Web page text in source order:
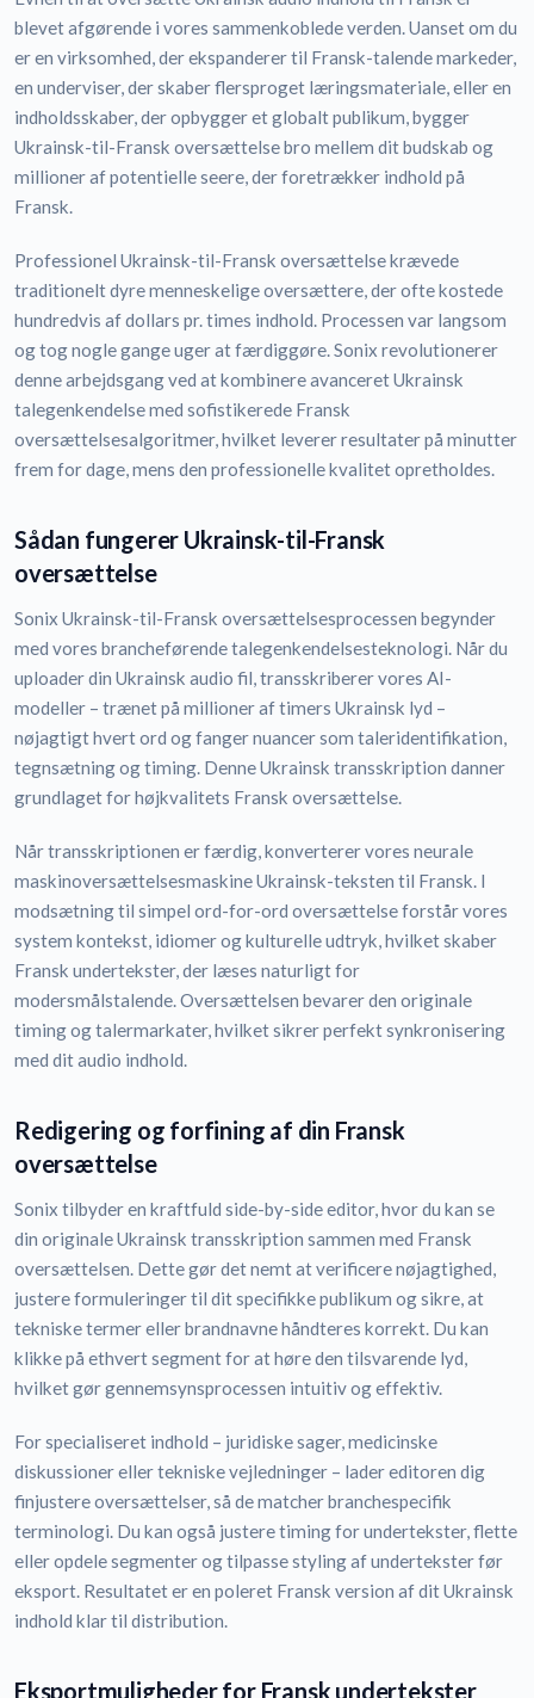
blevet afgørende i vores sammenkoblede verden. Uanset om du
er en virksomhed, der ekspanderer til Fransk-talende markeder,
en underviser, der skaber flersproget læringsmateriale, eller en
indholdsskaber, der opbygger et globalt publikum, bygger
Ukrainsk-til-Fransk oversættelse bro mellem dit budskab og
millioner af potentielle seere, der foretrækker indhold på
Fransk.
Professionel Ukrainsk-til-Fransk oversættelse krævede
traditionelt dyre menneskelige oversættere, der ofte kostede
hundredvis af dollars pr. times indhold. Processen var langsom
og tog nogle gange uger at færdiggøre. Sonix revolutionerer
denne arbejdsgang ved at kombinere avanceret Ukrainsk
talegenkendelse med sofistikerede Fransk
oversættelsesalgoritmer, hvilket leverer resultater på minutter
frem for dage, mens den professionelle kvalitet opretholdes.
Sådan fungerer Ukrainsk-til-Fransk
oversættelse
Sonix Ukrainsk-til-Fransk oversættelsesprocessen begynder
med vores brancheførende talegenkendelsesteknologi. Når du
uploader din Ukrainsk audio fil, transskriberer vores AI-
modeller – trænet på millioner af timers Ukrainsk lyd –
nøjagtigt hvert ord og fanger nuancer som taleridentifikation,
tegnsætning og timing. Denne Ukrainsk transskription danner
grundlaget for højkvalitets Fransk oversættelse.
Når transskriptionen er færdig, konverterer vores neurale
maskinoversættelsesmaskine Ukrainsk-teksten til Fransk. I
modsætning til simpel ord-for-ord oversættelse forstår vores
system kontekst, idiomer og kulturelle udtryk, hvilket skaber
Fransk undertekster, der læses naturligt for
modersmålstalende. Oversættelsen bevarer den originale
timing og talermarkater, hvilket sikrer perfekt synkronisering
med dit audio indhold.
Redigering og forfining af din Fransk
oversættelse
Sonix tilbyder en kraftfuld side-by-side editor, hvor du kan se
din originale Ukrainsk transskription sammen med Fransk
oversættelsen. Dette gør det nemt at verificere nøjagtighed,
justere formuleringer til dit specifikke publikum og sikre, at
tekniske termer eller brandnavne håndteres korrekt. Du kan
klikke på ethvert segment for at høre den tilsvarende lyd,
hvilket gør gennemsynsprocessen intuitiv og effektiv.
For specialiseret indhold – juridiske sager, medicinske
diskussioner eller tekniske vejledninger – lader editoren dig
finjustere oversættelser, så de matcher branchespecifik
terminologi. Du kan også justere timing for undertekster, flette
eller opdele segmenter og tilpasse styling af undertekster før
eksport. Resultatet er en poleret Fransk version af dit Ukrainsk
indhold klar til distribution.
Eksportmuligheder for Fransk undertekster